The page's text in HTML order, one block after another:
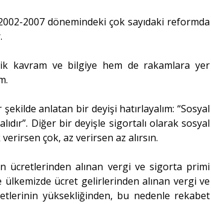
2007 dönemindeki çok sayıdaki reformda
kavram ve bilgiye hem de rakamlara yer
anlatan bir deyişi hatırlayalım: “Sosyal
Diğer bir deyişle sigortalı olarak sosyal
çok, az verirsen az alırsın.
ücretlerinden alınan vergi ve sigorta primi
ücret gelirlerinden alınan vergi ve
yüksekliğinden, bu nedenle rekabet